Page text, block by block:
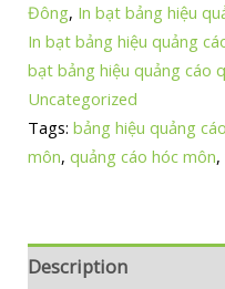
Đông, In bạt bảng hiệu
In bạt bảng hiệu quảng
bạt bảng hiệu quảng cáo
Uncategorized
Tags:bảng hiệu quảng cáo
môn,quảng cáo hóc môn,
Description